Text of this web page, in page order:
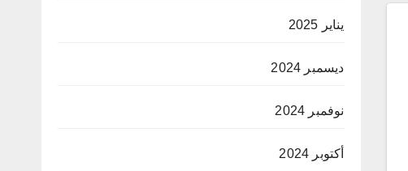
يناير 2025
ديسمبر 2024
نوفمبر 2024
أكتوبر 2024